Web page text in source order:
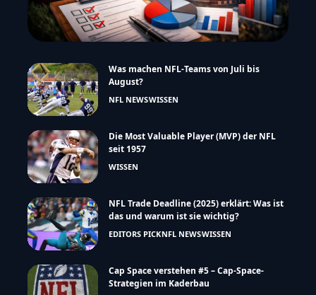
Was machen NFL-Teams von Juli bis
August?
NFL NEWSWISSEN
Die Most Valuable Player (MVP) der NFL
seit 1957
WISSEN
NFL Trade Deadline (2025) erklärt: Was ist
das und warum ist sie wichtig?
EDITORS PICKNFL NEWSWISSEN
Cap Space verstehen #5 – Cap-Space-
Strategien im Kaderbau